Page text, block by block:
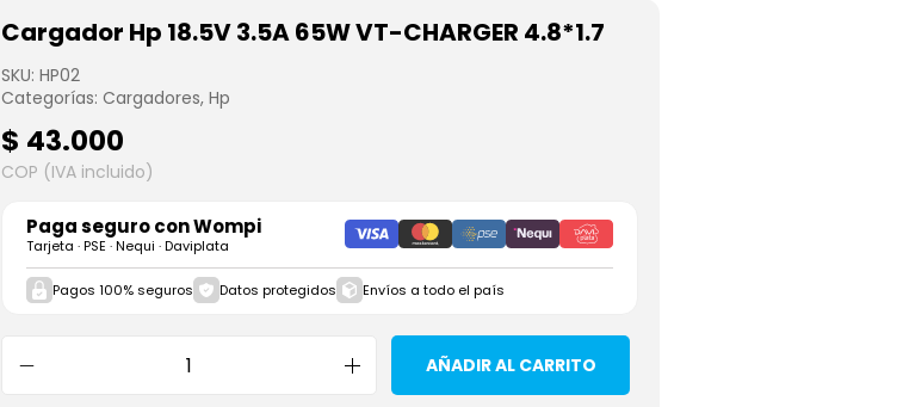
Cargador Hp 18.5V 3.5A 65W VT-CHARGER 4.8*1.7
SKU: HP02
Categorías: Cargadores, Hp
$ 43.000
COP (IVA incluido)
Paga seguro conWompi
Tarjeta · PSE · Nequi · Daviplata
Pagos 100% seguros Datos protegidos Envíos a todo el país
AÑADIR AL CARRITO